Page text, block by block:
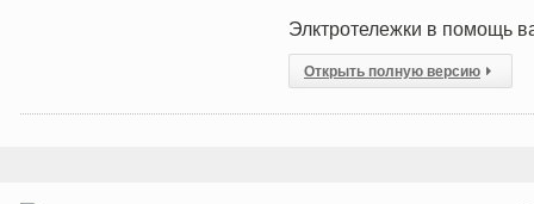
Элктротележки в помощь
Открыть полную версию